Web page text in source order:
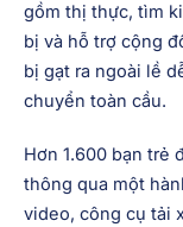
gồm thị thực, tìm
bị và hỗ trợ cộng
bị gạt ra ngoài lề
chuyển toàn cầu.
Hơn 1.600 bạn trẻ
thông qua một
video, công cụ tải